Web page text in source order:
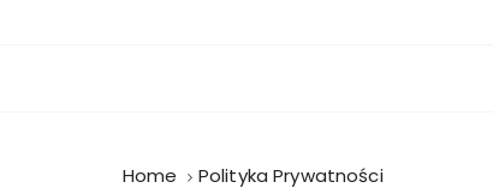
Home Polityka Prywatności